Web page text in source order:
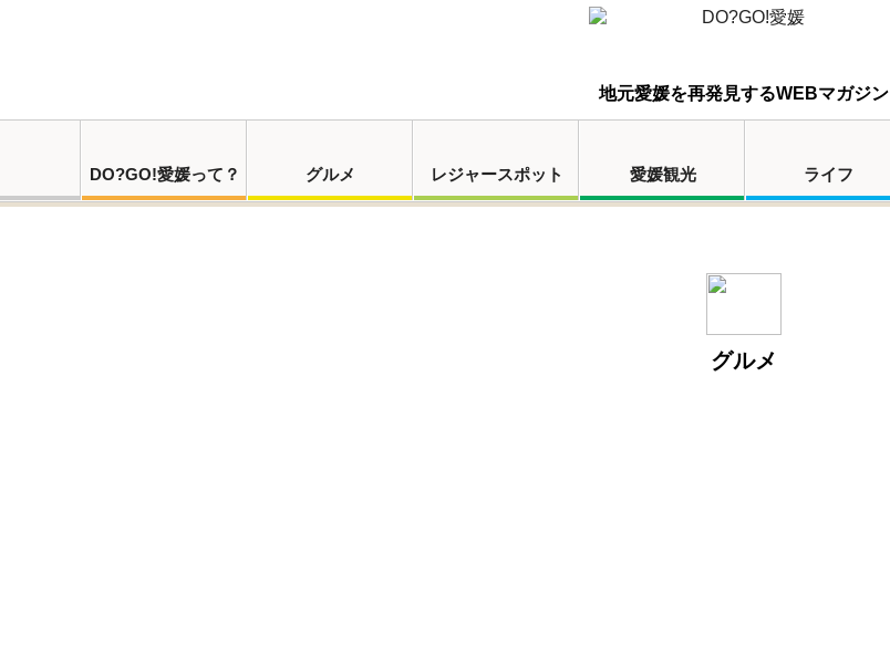
地元愛媛を再発見するWEBマガジン
DO?GO!愛媛って？ グルメ レジャースポット 愛媛観光 ライフ
グルメ